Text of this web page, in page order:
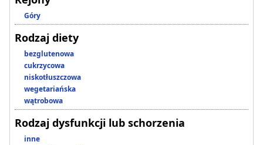
Góry
Rodzaj diety
bezglutenowa
cukrzycowa
niskotłuszczowa
wegetariańska
wątrobowa
Rodzaj dysfunkcji lub schorzenia
inne